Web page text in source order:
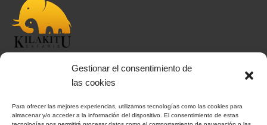
Gestionar el consentimiento de
las cookies
Para ofrecer las mejores experiencias, utilizamos tecnologías como las cookies para
almacenar y/o acceder a la información del dispositivo. El consentimiento de estas
INFORMACIÓN
Aviso Legal